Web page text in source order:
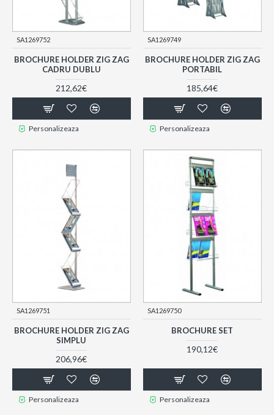
SA1269752
BROCHURE HOLDER ZIG ZAG
CADRU DUBLU
212,62€
Personalizeaza
SA1269749
BROCHURE HOLDER ZIG ZAG
PORTABIL
185,64€
Personalizeaza
SA1269751
BROCHURE HOLDER ZIG ZAG
SIMPLU
206,96€
Personalizeaza
SA1269750
BROCHURE SET
190,12€
Personalizeaza